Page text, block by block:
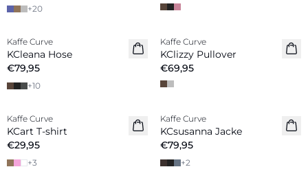
+20
Neuheiten
Kaffe Curve
KCleana Hose
€79,95
+10
Neuheiten
Kaffe Curve
KClizzy Pullover
€69,95
Neuheiten
Kaffe Curve
KCart T-shirt
€29,95
+3
Neuheiten
Kaffe Curve
KCsusanna Jacke
€79,95
+2